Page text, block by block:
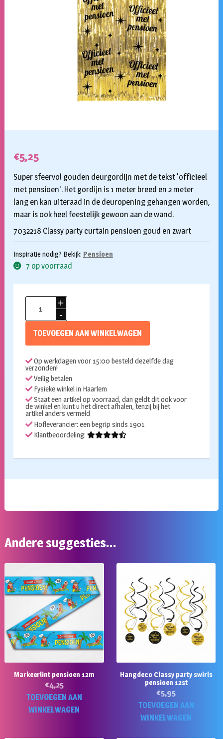
€5,25
Super sfeervol gouden deurgordijn met de tekst 'officieel
met pensioen'. Het gordijn is 1 meter breed en 2 meter
lang en kan uiteraad in de deuropening gehangen worden,
maar is ook heel feestelijk gewoon aan de wand.
7032218 Classy party curtain pensioen goud en zwart
Inspiratie nodig? Bekijk: Pensioen
7 op voorraad
Deurgordijn
Pensioen
TOEVOEGEN AAN WINKELWAGEN
Op werkdagen voor 15:00 besteld dezelfde dag
verzonden!
Veilig betalen
Fysieke winkel in Haarlem
Staat een artikel op voorraad, dan geldt dit ook voor
de winkel en kunt u het direct afhalen, tenzij bij het
artikel anders vermeld
Hofleverancier: een begrip sinds 1901
Klantbeoordeling:
Andere suggesties…
Markeerlint pensioen 12m
€4,25
TOEVOEGEN AAN
WINKELWAGEN
Hangdeco Classy party swirls
pensioen 12st
€5,95
TOEVOEGEN AAN
WINKELWAGEN